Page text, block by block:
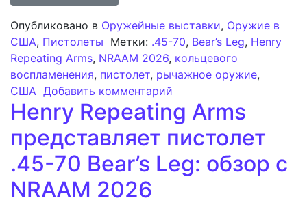
Опубликовано в Оружейные выставки, Оружие в
США, Пистолеты Метки: .45-70, Bear’s Leg, Henry
Repeating Arms, NRAAM 2026, кольцевого
воспламенения, пистолет, рычажное оружие,
США Добавить комментарий
Henry Repeating Arms
представляет пистолет
.45-70 Bear’s Leg: обзор с
NRAAM 2026